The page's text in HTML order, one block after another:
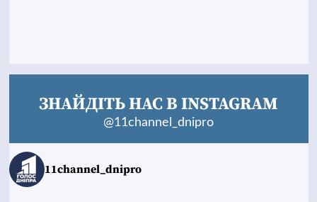
ЗНАЙДІТЬ НАС В INSTAGRAM
@11channel_dnipro
11channel_dnipro